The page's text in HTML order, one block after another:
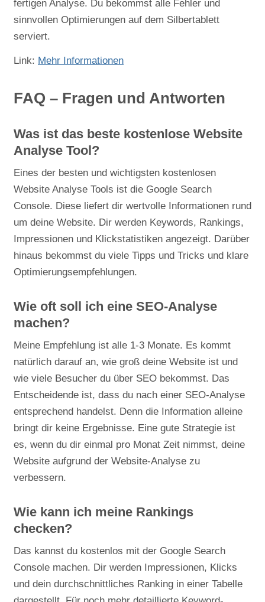
fertigen Analyse. Du bekommst alle Fehler und
sinnvollen Optimierungen auf dem Silbertablett
serviert.
Link: Mehr Informationen
FAQ – Fragen und Antworten
Was ist das beste kostenlose Website
Analyse Tool?
Eines der besten und wichtigsten kostenlosen
Website Analyse Tools ist die Google Search
Console. Diese liefert dir wertvolle Informationen rund
um deine Website. Dir werden Keywords, Rankings,
Impressionen und Klickstatistiken angezeigt. Darüber
hinaus bekommst du viele Tipps und Tricks und klare
Optimierungsempfehlungen.
Wie oft soll ich eine SEO-Analyse
machen?
Meine Empfehlung ist alle 1-3 Monate. Es kommt
natürlich darauf an, wie groß deine Website ist und
wie viele Besucher du über SEO bekommst. Das
Entscheidende ist, dass du nach einer SEO-Analyse
entsprechend handelst. Denn die Information alleine
bringt dir keine Ergebnisse. Eine gute Strategie ist
es, wenn du dir einmal pro Monat Zeit nimmst, deine
Website aufgrund der Website-Analyse zu
verbessern.
Wie kann ich meine Rankings
checken?
Das kannst du kostenlos mit der Google Search
Console machen. Dir werden Impressionen, Klicks
und dein durchschnittliches Ranking in einer Tabelle